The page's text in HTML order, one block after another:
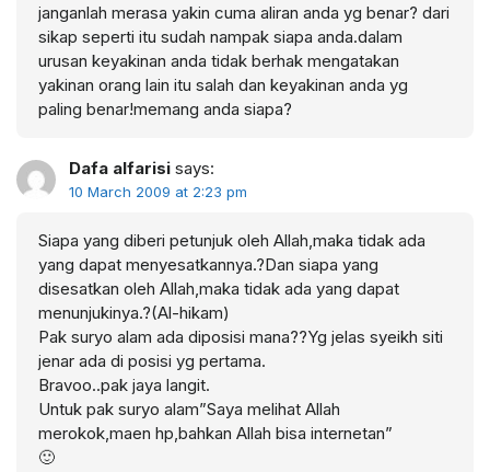
janganlah merasa yakin cuma aliran anda yg benar? dari
sikap seperti itu sudah nampak siapa anda.dalam
urusan keyakinan anda tidak berhak mengatakan
yakinan orang lain itu salah dan keyakinan anda yg
paling benar!memang anda siapa?
Dafa alfarisi says:
10 March 2009 at 2:23 pm
Siapa yang diberi petunjuk oleh Allah,maka tidak ada
yang dapat menyesatkannya.?Dan siapa yang
disesatkan oleh Allah,maka tidak ada yang dapat
menunjukinya.?(Al-hikam)
Pak suryo alam ada diposisi mana??Yg jelas syeikh siti
jenar ada di posisi yg pertama.
Bravoo..pak jaya langit.
Untuk pak suryo alam”Saya melihat Allah
merokok,maen hp,bahkan Allah bisa internetan”
🙂